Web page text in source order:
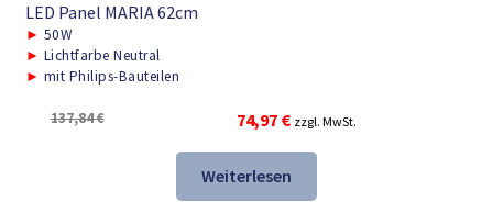
LED Panel MARIA 62cm
► 50W
► Lichtfarbe Neutral
► mit Philips-Bauteilen
137,84€
Ursprünglicher
Preis
war:
137,84 €
74,97 €Aktueller
Preis
ist:
74,97 €.
zzgl. MwSt.
Weiterlesen